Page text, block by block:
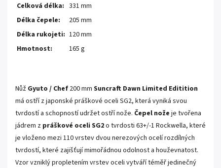
Celková délka: 331 mm
Délka čepele:
205 mm
Délka rukojeti: 120 mm
Hmotnost:
165 g
Nůž Gyuto / Chef 200 mm Suncraft Dawn Limited Editition
má ostří z japonské práškové oceli SG2, která vyniká svou
tvrdostí a schopností udržet ostří nože. Čepel nože je tvořena
jádrem z práškové oceli SG2o tvrdosti 63+/-1 Rockwella, které
je vloženo mezi 110 vrstev dvou nerezových ocelí rozdílných
tvrdostí, které zajišťují mimořádnou odolnost a houževnatost.
Vzor vzniklý propletením vrstev oceli vytváří téměř jedinečný